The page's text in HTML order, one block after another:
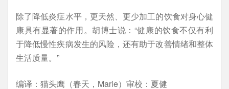
除了降低炎症水平，更天然、更少加工的饮食对身心健
康具有显著的作用。胡博士说：“健康的饮食不仅有利
于降低慢性疾病发生的风险，还有助于改善情绪和整体
生活质量。”
编译：猫头鹰（春天，Marie）审校：夏健